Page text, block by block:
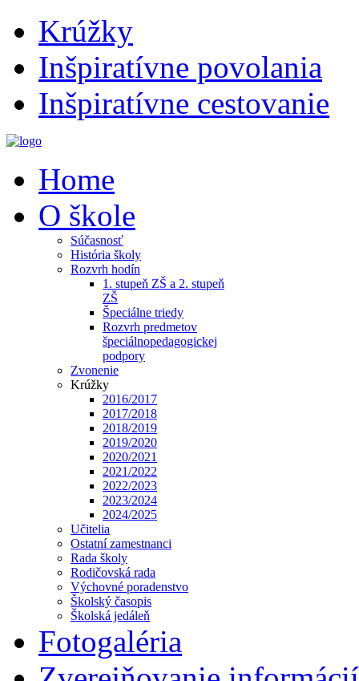
Krúžky
Inšpiratívne povolania
Inšpiratívne cestovanie
Home
O škole
Súčasnosť
História školy
Rozvrh hodín
1. stupeň ZŠ a 2. stupeň
ZŠ
Špeciálne triedy
Rozvrh predmetov
špeciálnopedagogickej
podpory
Zvonenie
Krúžky
2016/2017
2017/2018
2018/2019
2019/2020
2020/2021
2021/2022
2022/2023
2023/2024
2024/2025
Učitelia
Ostatní zamestnanci
Rada školy
Rodičovská rada
Výchovné poradenstvo
Školský časopis
Školská jedáleň
Fotogaléria